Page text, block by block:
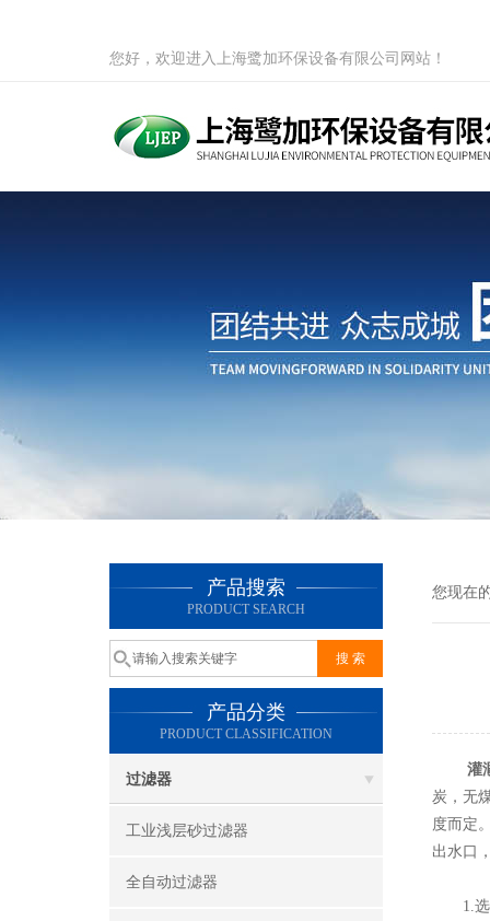
您好，欢迎进入上海鹭加环保设备有限公司网站！
产品搜索
PRODUCT SEARCH
产品分类
PRODUCT CLASSIFICATION
过滤器
工业浅层砂过滤器
全自动过滤器
您现在
灌
炭，无
度而定
出水口
1.选用